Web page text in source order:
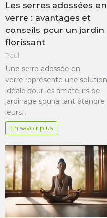
Les serres adossées en
verre : avantages et
conseils pour un jardin
florissant
Paul
Une serre adossée en
verre représente une solution
idéale pour les amateurs de
jardinage souhaitant étendre
leurs…
En savoir plus